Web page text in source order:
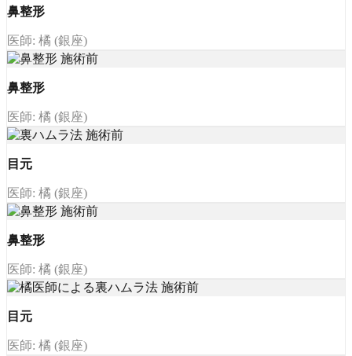
鼻整形
医師: 橘 (銀座)
鼻整形
医師: 橘 (銀座)
目元
医師: 橘 (銀座)
鼻整形
医師: 橘 (銀座)
目元
医師: 橘 (銀座)